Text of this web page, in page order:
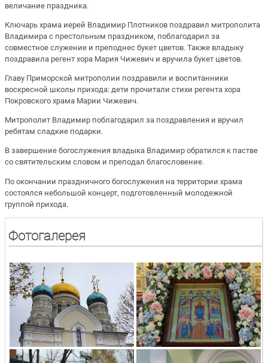
величание праздника.
Ключарь храма иерей Владимир Плотников поздравил митрополита
Владимира с престольным праздником, поблагодарил за
совместное служение и преподнес букет цветов. Также владыку
поздравила регент хора Мария Чижевич и вручила букет цветов.
Главу Приморской митрополии поздравили и воспитанники
воскресной школы прихода: дети прочитали стихи регента хора
Покровского храма Марии Чижевич.
Митрополит Владимир поблагодарил за поздравления и вручил
ребятам сладкие подарки.
В завершение богослужения владыка Владимир обратился к пастве
со святительским словом и преподал благословение.
По окончании праздничного богослужения на территории храма
состоялся небольшой концерт, подготовленный молодежной
группой прихода.
Фотогалерея